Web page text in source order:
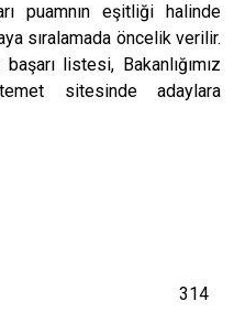
puamnın eşitliği halinde
sıralamada öncelik verilir.
listesi, Bakanlığımız
sitesinde adaylara
314